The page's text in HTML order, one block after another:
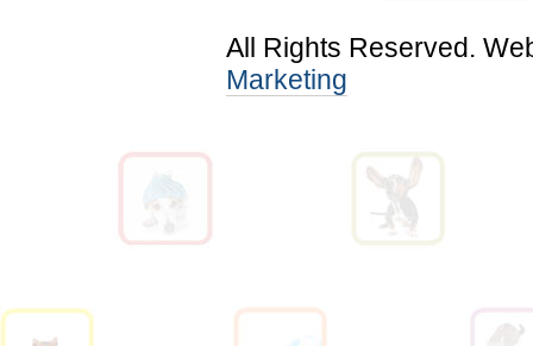
All Rights Reserved.
Marketing